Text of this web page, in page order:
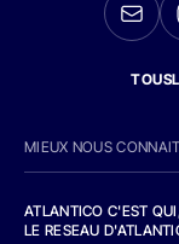
MIEUX NOUS
ATLANTICO C'EST
LE RESEAU